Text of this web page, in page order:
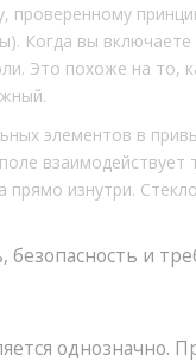
проверенному
Когда вы
Это похоже на то,
элементов в
изнутри.
и
однозначно.